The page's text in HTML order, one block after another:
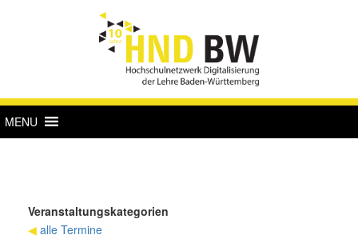
MENU
Veranstaltungskategorien
◀ alle Termine